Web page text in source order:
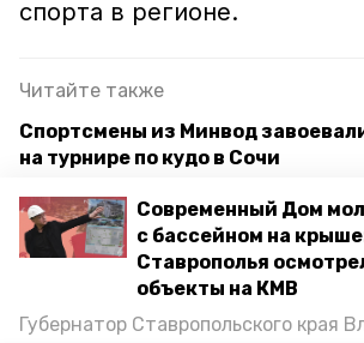
Современный Дом
с бассейном на
Ставрополья
объекты на КМВ
Губернатор Ставропольского края
спорта в регионе.
Читайте также
Спортсмены из Минвод
на турнире по кудо в Сочи
Минераловодцы завоевали 17
соревнованиях по панкратиону в
«Мы готовы вас на руках носить»:
Владимиров наградил
спортсменов и тренеров